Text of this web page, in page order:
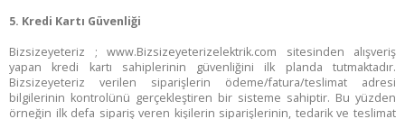
Kurumsal Üye Ol
5. Kredi Kartı Güvenliği
Bizsizeyeteriz ; www.Bizsizeyeterizelektrik.com sitesinden alışveriş
yapan kredi kartı sahiplerinin güvenliğini ilk planda tutmaktadır.
Bizsizeyeteriz verilen siparişlerin ödeme/fatura/teslimat adresi
bilgilerinin kontrolünü gerçekleştiren bir sisteme sahiptir. Bu yüzden
örneğin ilk defa sipariş veren kişilerin siparişlerinin, tedarik ve teslimat